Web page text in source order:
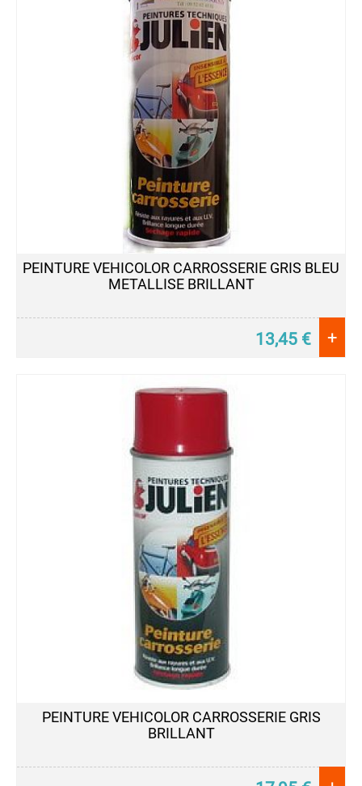
PEINTURE VEHICOLOR CARROSSERIE GRIS BLEU
METALLISE BRILLANT
13,45 € +
PEINTURE VEHICOLOR CARROSSERIE GRIS
BRILLANT